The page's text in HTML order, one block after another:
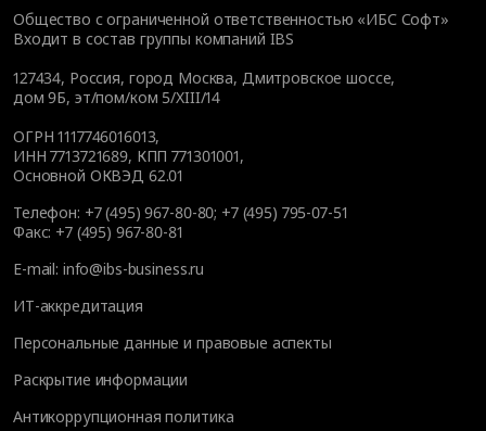
Общество с ограниченной ответственностью «ИБС Софт»
Входит в состав группы компаний IBS
127434, Россия, город Москва, Дмитровское шоссе,
дом 9Б, эт/пом/ком 5/XIII/14
ОГРН 1117746016013,
ИНН 7713721689, КПП 771301001,
Основной ОКВЭД 62.01
Телефон: +7 (495) 967-80-80; +7 (495) 795-07-51
Факс: +7 (495) 967-80-81
E-mail: info@ibs-business.ru
ИТ-аккредитация
Персональные данные и правовые аспекты
Раскрытие информации
Антикоррупционная политика